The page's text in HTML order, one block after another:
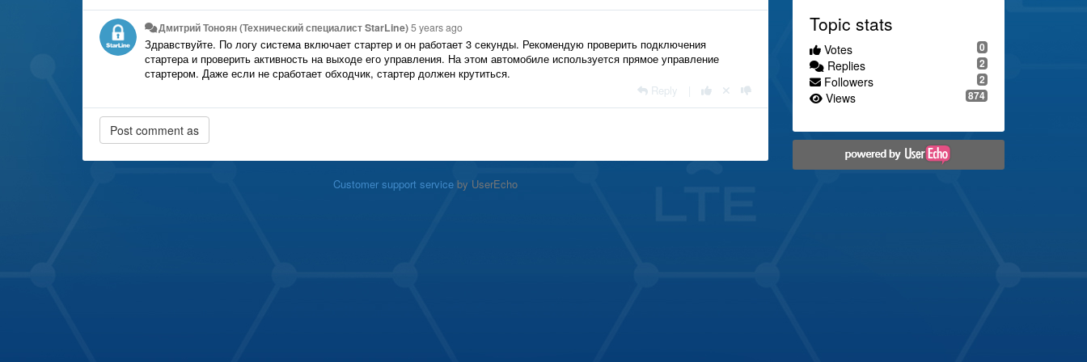
Дмитрий Тонoян (Технический специалист StarLine)5 years ago
Здравствуйте. По логу система включает стартер и он работает 3 секунды. Рекомендую проверить подключения
стартера и проверить активность на выходе его управления. На этом автомобиле используется прямое управление
стартером. Даже если не сработает обходчик, стартер должен крутиться.
Reply
Customer support serviceby UserEcho
Topic stats
0
Votes
2
Replies
2
Followers
874
Views